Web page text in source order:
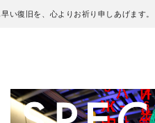
い復旧を、心よりお祈り申しあげます。